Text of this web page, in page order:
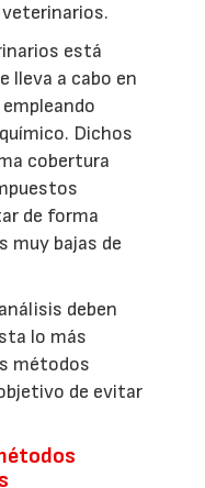
está
lleva a cabo en
Dichos
cobertura
de forma
muy bajas de
deben
lo más
métodos
de evitar